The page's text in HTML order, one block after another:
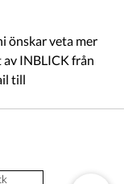
önskar veta mer
INBLICK från
till